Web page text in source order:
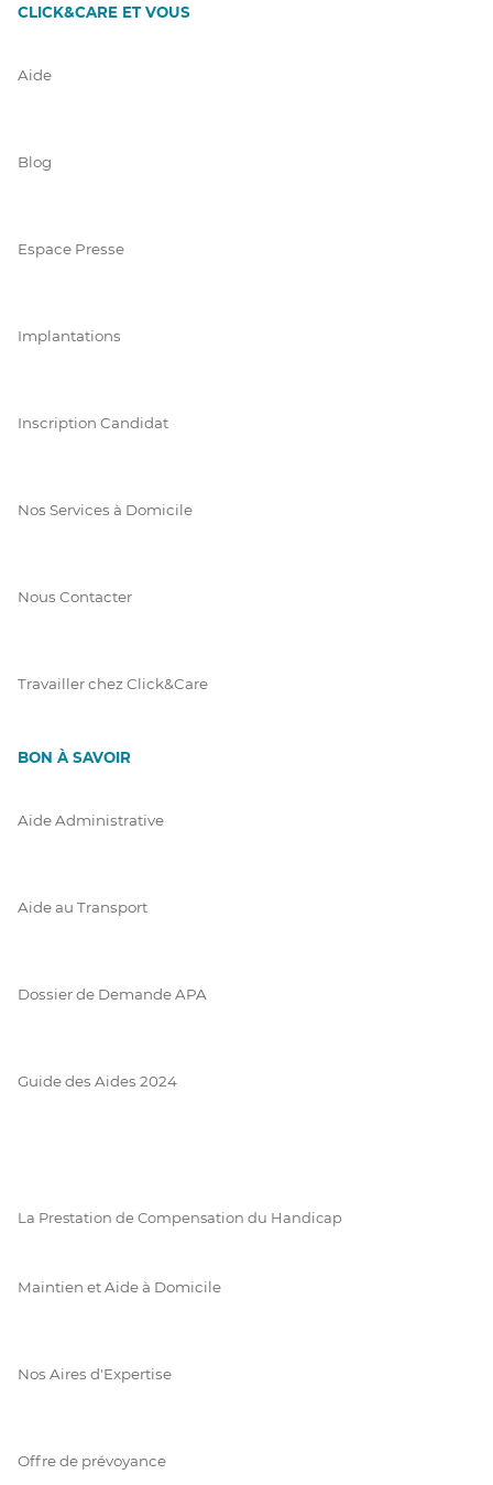
CLICK&CARE ET VOUS
Aide
Blog
Espace Presse
Implantations
Inscription Candidat
Nos Services à Domicile
Nous Contacter
Travailler chez Click&Care
BON À SAVOIR
Aide Administrative
Aide au Transport
Dossier de Demande APA
Guide des Aides 2024
La Prestation de Compensation du Handicap
Maintien et Aide à Domicile
Nos Aires d'Expertise
Offre de prévoyance